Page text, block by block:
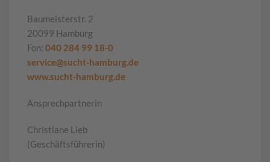
Baumeisterstr. 2
20099 Hamburg
Fon: 040 284 99 18-0
service@sucht-hamburg.de
www.sucht-hamburg.de
Ansprechpartnerin
Christiane Lieb
(Geschäftsführerin)